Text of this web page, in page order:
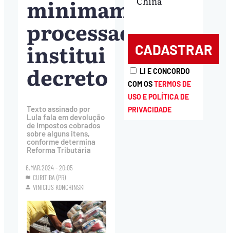
minimamente
processados,
institui
decreto
Texto assinado por
Lula fala em devolução
de impostos cobrados
sobre alguns itens,
conforme determina
Reforma Tributária
6.MAR.2024 - 20:05
CURITIBA (PR)
VINICIUS KONCHINSKI
LI E CONCORDO
COM OSTERMOS DE
USO E POLÍTICA DE
PRIVACIDADE